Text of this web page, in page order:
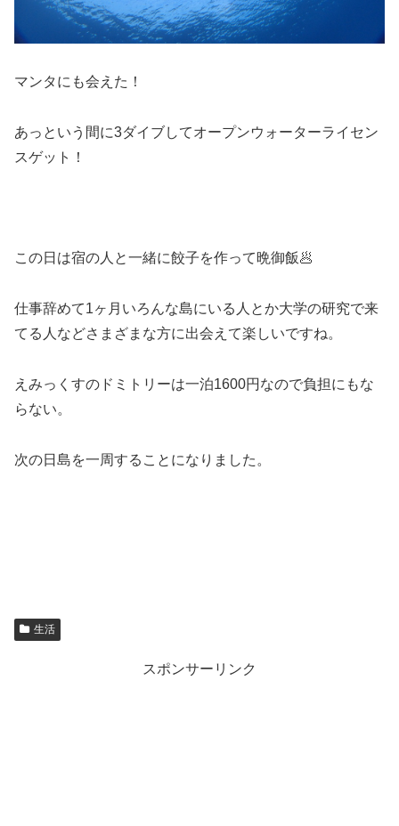
マンタにも会えた！
あっという間に3ダイブしてオープンウォーターライセン
スゲット！
この日は宿の人と一緒に餃子を作って晩御飯🥟
仕事辞めて1ヶ月いろんな島にいる人とか大学の研究で来
てる人などさまざまな方に出会えて楽しいですね。
えみっくすのドミトリーは一泊1600円なので負担にもな
らない。
次の日島を一周することになりました。
生活
スポンサーリンク